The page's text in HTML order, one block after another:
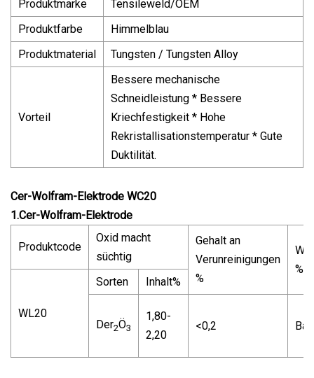
Produktmarke
Tensileweld/OEM
Produktfarbe
Himmelblau
Produktmaterial
Tungsten / Tungsten Alloy
Vorteil
Bessere mechanische
Schneidleistung * Bessere
Kriechfestigkeit * Hohe
Rekristallisationstemperatur * Gute
Duktilität.
Cer-Wolfram-Elektrode WC20
1.Cer-Wolfram-Elektrode
Produktcode
Oxid macht
süchtig
Gehalt an
Verunreinigungen
%
%
WL20
Sorten Inhalt%
Der2Ö3
1,80-
2,20
<0,2 Bal.